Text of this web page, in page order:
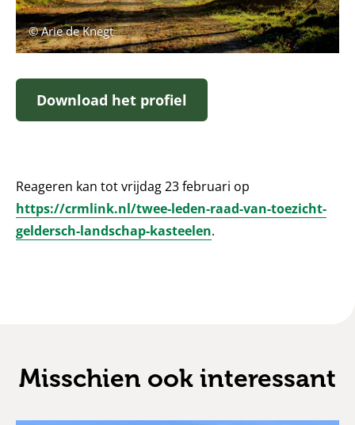
© Arie de Knegt
Download het profiel
Reageren kan tot vrijdag 23 februari op
https://crmlink.nl/twee-leden-raad-van-toezicht-
geldersch-landschap-kasteelen.
Misschien ook interessant